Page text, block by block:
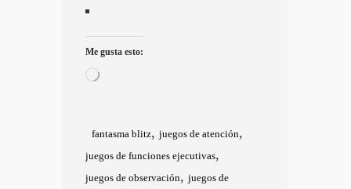
Me gusta esto:
Cargando...
fantasma blitz, juegos de atención,
juegos de funciones ejecutivas,
juegos de observación, juegos de